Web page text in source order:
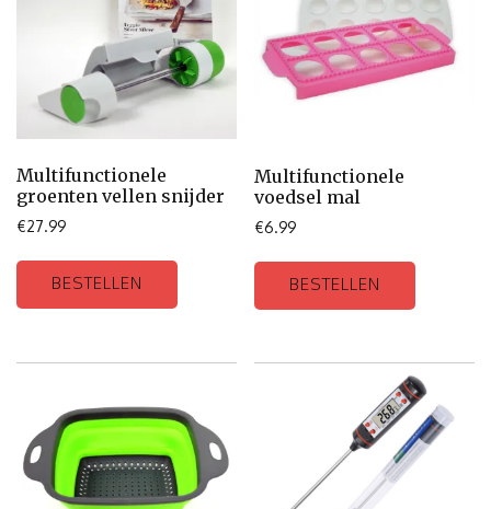
Multifunctionele
groenten vellen snijder
€27.99
BESTELLEN
Multifunctionele
voedsel mal
€6.99
BESTELLEN